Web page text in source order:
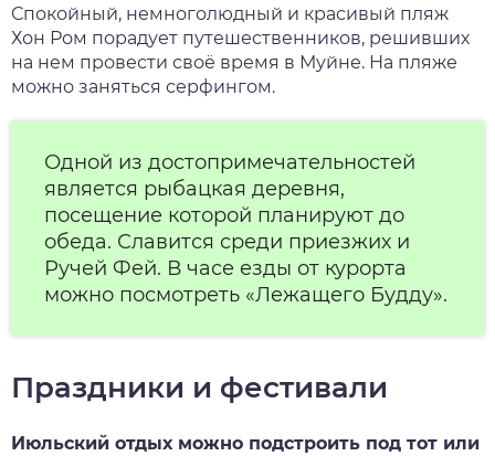
Спокойный, немноголюдный и красивый пляж
Хон Ром порадует путешественников, решивших
на нем провести своё время в Муйне. На пляже
можно заняться серфингом.
Одной из достопримечательностей
является рыбацкая деревня,
посещение которой планируют до
обеда. Славится среди приезжих и
Ручей Фей. В часе езды от курорта
можно посмотреть «Лежащего Будду».
Праздники и фестивали
Июльский отдых можно подстроить под тот или